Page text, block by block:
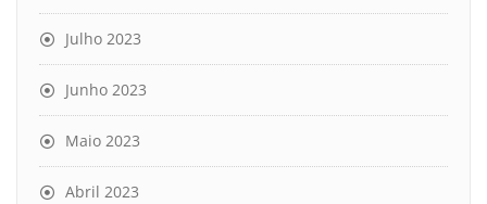
Julho 2023
Junho 2023
Maio 2023
Abril 2023